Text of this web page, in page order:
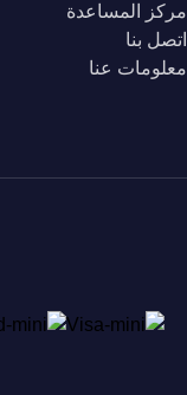
مركز المساعدة
اتصل بنا
معلومات عنا